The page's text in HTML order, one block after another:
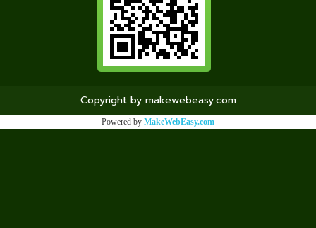
Copyright by makewebeasy.com
Powered by MakeWebEasy.com